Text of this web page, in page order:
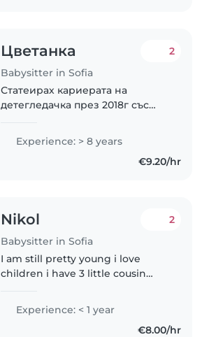
Цветанка
Babysitter in Sofia
2
Статеирах кариерата на
детегледачка през 2018г със
на 8 месеца като работех 2/2 в
ресторант;пицария като
Experience: > 8 years
€9.20/hr
Nikol
Babysitter in Sofia
2
I am still pretty young i love
children i have 3 little cousin
time so i have experience i am
Experience: < 1 year
€8.00/hr